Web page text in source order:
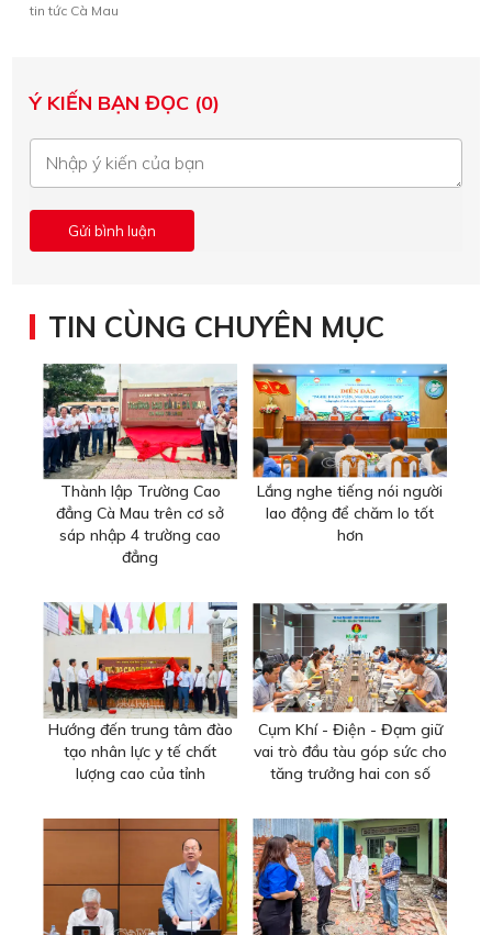
tin tức Cà Mau
Ý KIẾN BẠN ĐỌC (0)
TIN CÙNG CHUYÊN MỤC
Thành lập Trường Cao
đẳng Cà Mau trên cơ sở
sáp nhập 4 trường cao
đẳng
Lắng nghe tiếng nói người
lao động để chăm lo tốt
hơn
Hướng đến trung tâm đào
tạo nhân lực y tế chất
lượng cao của tỉnh
Cụm Khí - Điện - Đạm giữ
vai trò đầu tàu góp sức cho
tăng trưởng hai con số